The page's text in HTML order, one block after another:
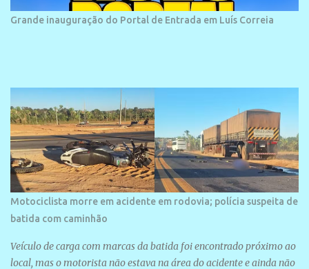
bairro onde se localiza a praia é palco de amplos investimentos e
Grande inauguração do Portal de Entrada em Luís Correia
Motociclista morre em acidente em rodovia; polícia suspeita de
batida com caminhão
Veículo de carga com marcas da batida foi encontrado próximo ao
local, mas o motorista não estava na área do acidente e ainda não